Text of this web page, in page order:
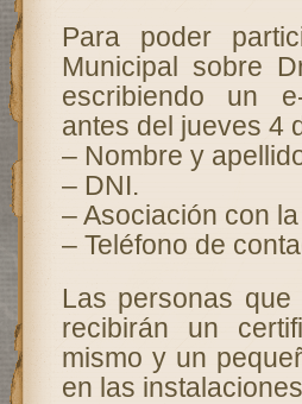
Para poder
Municipal sobre
escribiendo un
antes del jueves 4
– Nombre y
– DNI.
– Asociación con
– Teléfono de
Las personas
recibirán un
mismo y un
en las